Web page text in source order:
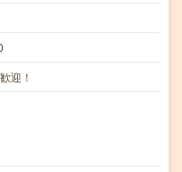
迎！